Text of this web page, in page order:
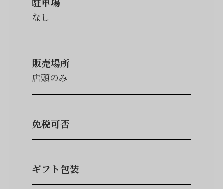
なし
販売場所
店頭のみ
免税可否
ギフト包装